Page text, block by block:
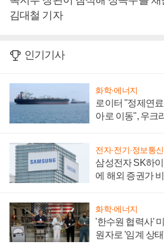
김대철 기자
인기기사
화학·에너지
로이터 "정제연
아로 이동", 우크
전자·전기·정보통신
삼성전자 SK하
에 해외 증권가
화학·에너지
'한수원 협력사'
원자로 '임계 상